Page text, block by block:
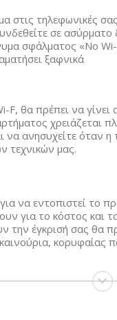
στις τηλεφωνικές
σε ασύρματο
σφάλματος «No
ξαφνικά
F, θα πρέπει να
χρειάζεται
να ανησυχείτε όταν
τεχνικών μας.
να εντοπιστεί το
για το κόστος και
την έγκρισή σας θα
κορυφαίας